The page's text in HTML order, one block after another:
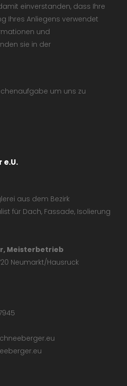
einverstanden, dass Ihre
Ihres Anliegens verwendet
und
sie in der
um uns zu
e.U.
aus dem Bezirk
für Dach, Fassade, Isolierung
Meisterbetrieb
Neumarkt/Hausruck